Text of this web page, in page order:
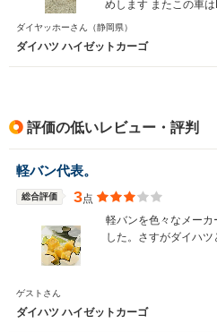
めします またこの車
手軽に味わうのにも良
ダイヤッホーさん （静岡県）
ダイハツ ハイゼットカーゴ
評価の低いレビュー・評判
軽バン代表。
総合評価 3点
軽バンを色々なメー
した。さすがダイハツ
ゲストさん
ダイハツ ハイゼットカーゴ